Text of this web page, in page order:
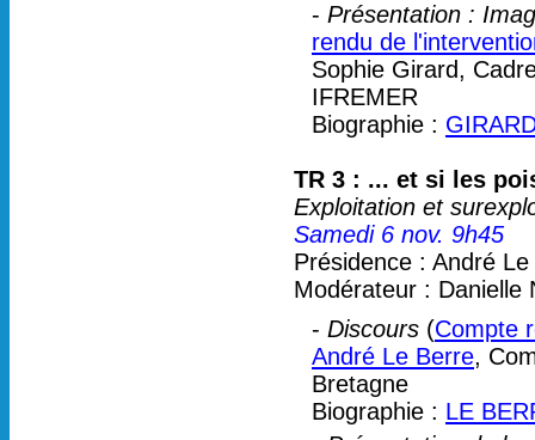
- Présentation :
rendu de
Sophie Girard,
IFREMER
Biographie :
TR 3 : ... et si les
Exploitation et
Samedi 6 nov. 9h45
Présidence : André
Modérateur : Danielle
- Discours (Compte
André Le Berre,
Bretagne
Biographie : LE